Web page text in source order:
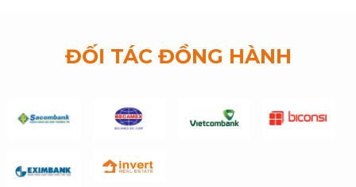
ĐỐI TÁC ĐỒNG HÀNH